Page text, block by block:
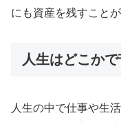
にも資産を残すことが
人生はどこか
人生の中で仕事や生